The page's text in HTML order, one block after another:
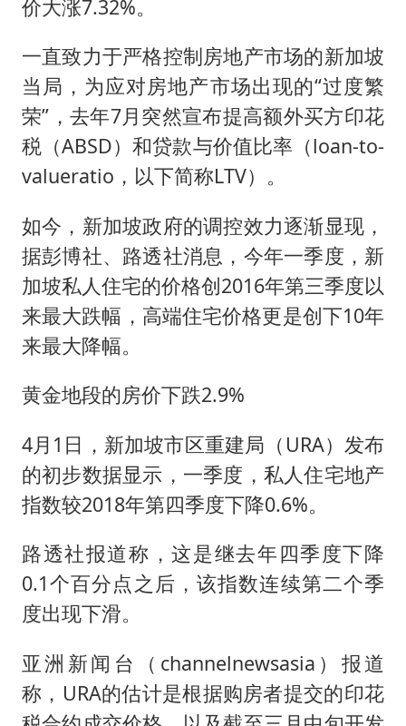
国防部：中国军队坚决反制任何闹海挑衅图谋
今日立秋你咬秋了吗
女儿为争财产堵门阻挠父亲出殡
欧阳娜娜窦靖童好搭
建筑工人不慎坠落身体被3根钢筋刺穿
夯实基础开新局
价大涨7.32%。
一直致力于严格控制房地产市场的新加坡
当局，为应对房地产市场出现的“过度繁
荣”，去年7月突然宣布提高额外买方印花
税（ABSD）和贷款与价值比率（loan-to-
valueratio，以下简称LTV）。
如今，新加坡政府的调控效力逐渐显现，
据彭博社、路透社消息，今年一季度，新
加坡私人住宅的价格创2016年第三季度以
来最大跌幅，高端住宅价格更是创下10年
来最大降幅。
黄金地段的房价下跌2.9%
4月1日，新加坡市区重建局（URA）发布
的初步数据显示，一季度，私人住宅地产
指数较2018年第四季度下降0.6%。
路透社报道称，这是继去年四季度下降
0.1个百分点之后，该指数连续第二个季
度出现下滑。
亚洲新闻台（channelnewsasia）报道
称，URA的估计是根据购房者提交的印花